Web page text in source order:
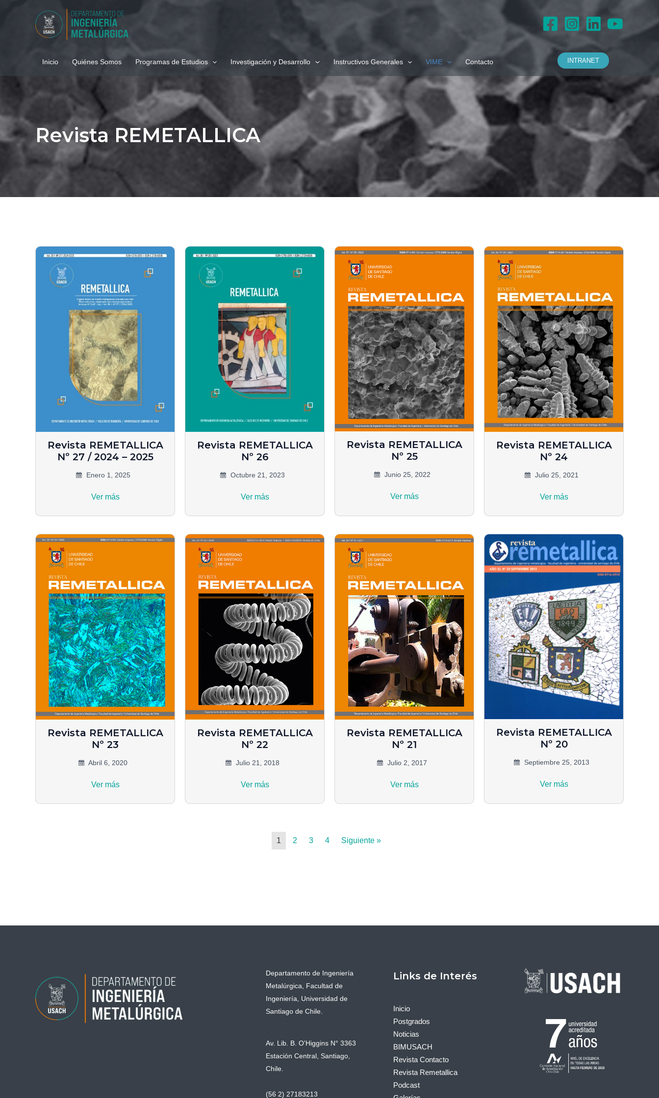
Inicio Quiénes Somos Programas de Estudios Investigación y Desarrollo Instructivos Generales VIME Contacto INTRANET
Revista REMETALLICA
Revista REMETALLICA
Nº 27 / 2024 – 2025
Enero 1, 2025
Ver más
Revista REMETALLICA
Nº 26
Octubre 21, 2023
Ver más
Revista REMETALLICA
Nº 25
Junio 25, 2022
Ver más
Revista REMETALLICA
Nº 24
Julio 25, 2021
Ver más
Revista REMETALLICA
Nº 23
Abril 6, 2020
Ver más
Revista REMETALLICA
Nº 22
Julio 21, 2018
Ver más
Revista REMETALLICA
Nº 21
Julio 2, 2017
Ver más
Revista REMETALLICA
Nº 20
Septiembre 25, 2013
Ver más
1 2 3 4 Siguiente »
Departamento de Ingeniería
Metalúrgica, Facultad de
Ingeniería, Universidad de
Santiago de Chile.
Av. Lib. B. O'Higgins N° 3363
Estación Central, Santiago,
Chile.
(56 2) 27183213
Links de Interés
Inicio
Postgrados
Noticias
BIMUSACH
Revista Contacto
Revista Remetallica
Podcast